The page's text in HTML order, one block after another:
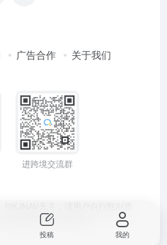
广告合作 关于我们
进跨境交流群
闽ICP备2024047252号-2
投稿 我的